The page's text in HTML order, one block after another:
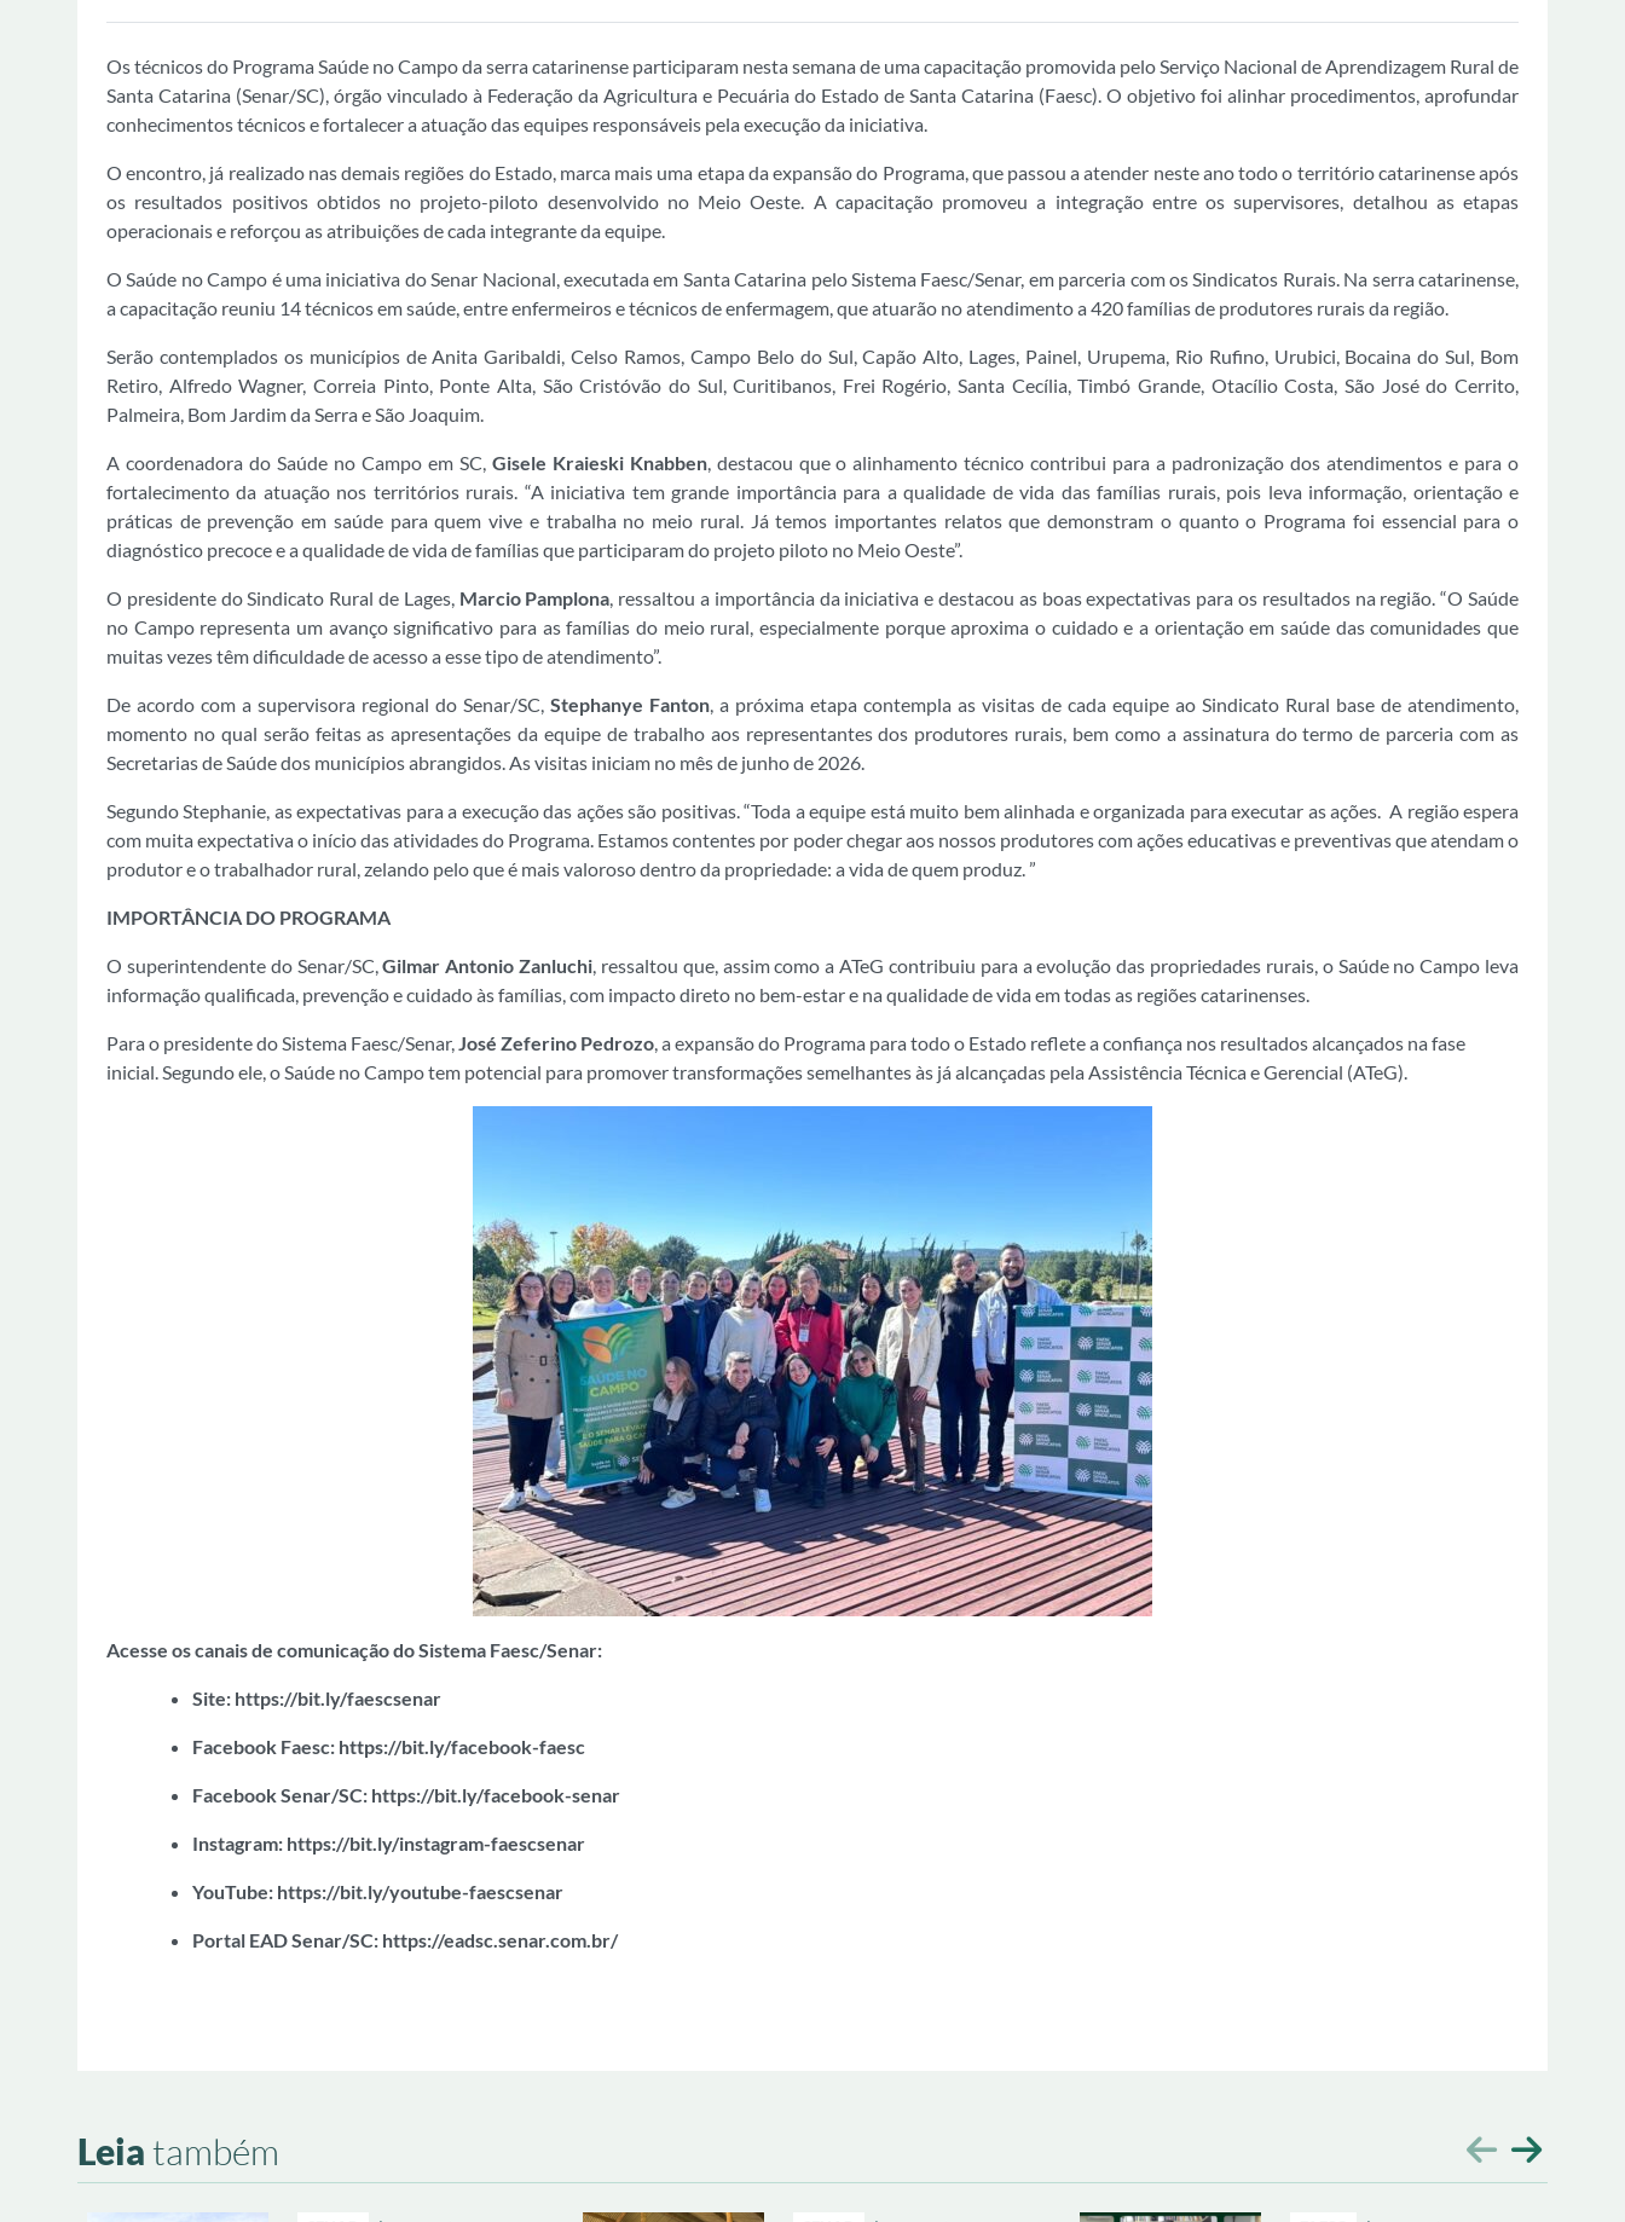
Os técnicos do Programa Saúde no Campo da serra catarinense participaram nesta semana de uma capacitação promovida pelo Serviço Nacional de Aprendizagem Rural de
Santa Catarina (Senar/SC), órgão vinculado à Federação da Agricultura e Pecuária do Estado de Santa Catarina (Faesc). O objetivo foi alinhar procedimentos, aprofundar
conhecimentos técnicos e fortalecer a atuação das equipes responsáveis pela execução da iniciativa.
O encontro, já realizado nas demais regiões do Estado, marca mais uma etapa da expansão do Programa, que passou a atender neste ano todo o território catarinense após
os resultados positivos obtidos no projeto-piloto desenvolvido no Meio Oeste. A capacitação promoveu a integração entre os supervisores, detalhou as etapas
operacionais e reforçou as atribuições de cada integrante da equipe.
O Saúde no Campo é uma iniciativa do Senar Nacional, executada em Santa Catarina pelo Sistema Faesc/Senar, em parceria com os Sindicatos Rurais. Na serra catarinense,
a capacitação reuniu 14 técnicos em saúde, entre enfermeiros e técnicos de enfermagem, que atuarão no atendimento a 420 famílias de produtores rurais da região.
Serão contemplados os municípios de Anita Garibaldi, Celso Ramos, Campo Belo do Sul, Capão Alto, Lages, Painel, Urupema, Rio Rufino, Urubici, Bocaina do Sul, Bom
Retiro, Alfredo Wagner, Correia Pinto, Ponte Alta, São Cristóvão do Sul, Curitibanos, Frei Rogério, Santa Cecília, Timbó Grande, Otacílio Costa, São José do Cerrito,
Palmeira, Bom Jardim da Serra e São Joaquim.
A coordenadora do Saúde no Campo em SC, Gisele Kraieski Knabben, destacou que o alinhamento técnico contribui para a padronização dos atendimentos e para o
fortalecimento da atuação nos territórios rurais. “A iniciativa tem grande importância para a qualidade de vida das famílias rurais, pois leva informação, orientação e
práticas de prevenção em saúde para quem vive e trabalha no meio rural. Já temos importantes relatos que demonstram o quanto o Programa foi essencial para o
diagnóstico precoce e a qualidade de vida de famílias que participaram do projeto piloto no Meio Oeste”.
O presidente do Sindicato Rural de Lages, Marcio Pamplona, ressaltou a importância da iniciativa e destacou as boas expectativas para os resultados na região. “O Saúde
no Campo representa um avanço significativo para as famílias do meio rural, especialmente porque aproxima o cuidado e a orientação em saúde das comunidades que
muitas vezes têm dificuldade de acesso a esse tipo de atendimento”.
De acordo com a supervisora regional do Senar/SC, Stephanye Fanton, a próxima etapa contempla as visitas de cada equipe ao Sindicato Rural base de atendimento,
momento no qual serão feitas as apresentações da equipe de trabalho aos representantes dos produtores rurais, bem como a assinatura do termo de parceria com as
Secretarias de Saúde dos municípios abrangidos. As visitas iniciam no mês de junho de 2026.
Segundo Stephanie, as expectativas para a execução das ações são positivas. “Toda a equipe está muito bem alinhada e organizada para executar as ações. A região espera
com muita expectativa o início das atividades do Programa. Estamos contentes por poder chegar aos nossos produtores com ações educativas e preventivas que atendam o
produtor e o trabalhador rural, zelando pelo que é mais valoroso dentro da propriedade: a vida de quem produz. ”
IMPORTÂNCIA DO PROGRAMA
O superintendente do Senar/SC,Gilmar Antonio Zanluchi, ressaltou que, assim como a ATeG contribuiu para a evolução das propriedades rurais, o Saúde no Campo leva
informação qualificada, prevenção e cuidado às famílias, com impacto direto no bem-estar e na qualidade de vida em todas as regiões catarinenses.
Para o presidente do Sistema Faesc/Senar,José Zeferino Pedrozo, a expansão do Programa para todo o Estado reflete a confiança nos resultados alcançados na fase
inicial. Segundo ele, o Saúde no Campo tem potencial para promover transformações semelhantes às já alcançadas pela Assistência Técnica e Gerencial (ATeG).
Acesse os canais de comunicação do Sistema Faesc/Senar:
Site: https://bit.ly/faescsenar
Facebook Faesc: https://bit.ly/facebook-faesc
Facebook Senar/SC: https://bit.ly/facebook-senar
Instagram: https://bit.ly/instagram-faescsenar
YouTube: https://bit.ly/youtube-faescsenar
Portal EAD Senar/SC: https://eadsc.senar.com.br/
Leiatambém